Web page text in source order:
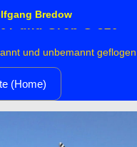
Bredow
und Grob G 520
und unbemannt geflogen
(Home)